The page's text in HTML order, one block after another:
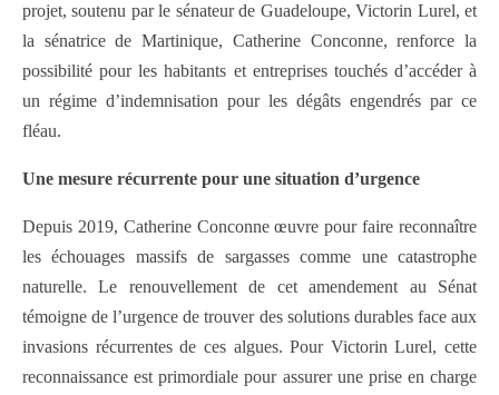
projet, soutenu par le sénateur de Guadeloupe, Victorin Lurel, et
la sénatrice de Martinique, Catherine Conconne, renforce la
possibilité pour les habitants et entreprises touchés d’accéder à
un régime d’indemnisation pour les dégâts engendrés par ce
fléau.
Une mesure récurrente pour une situation d’urgence
Depuis 2019, Catherine Conconne œuvre pour faire reconnaître
les échouages massifs de sargasses comme une catastrophe
naturelle. Le renouvellement de cet amendement au Sénat
témoigne de l’urgence de trouver des solutions durables face aux
invasions récurrentes de ces algues. Pour Victorin Lurel, cette
reconnaissance est primordiale pour assurer une prise en charge